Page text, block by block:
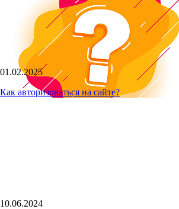
01.02.2025
Как авторизоваться на сайте?
10.06.2024